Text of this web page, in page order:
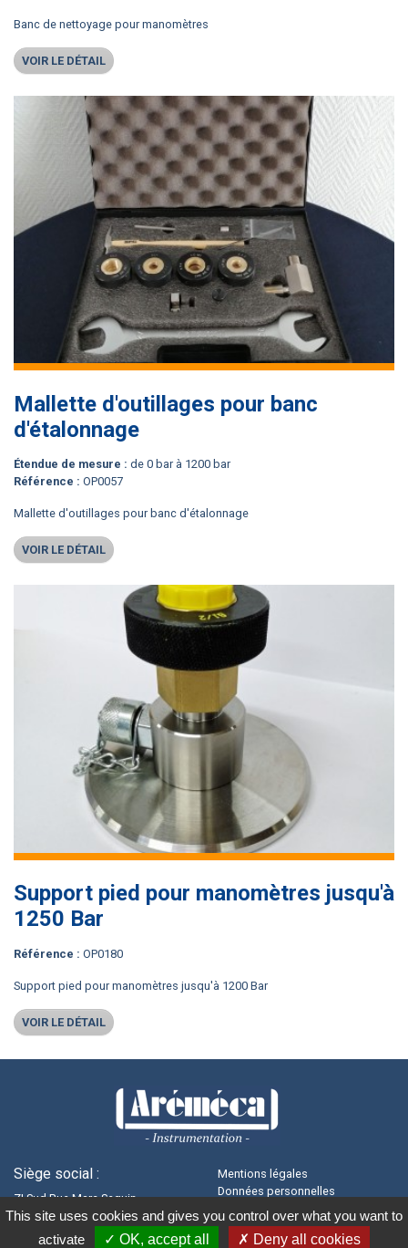
Banc de nettoyage pour manomètres
VOIR LE DÉTAIL
Mallette d'outillages pour banc
d'étalonnage
étendue de mesure : de 0 bar à 1200 bar
référence : OP0057
Mallette d'outillages pour banc d'étalonnage
VOIR LE DÉTAIL
Support pied pour manomètres jusqu'à
1250 Bar
référence : OP0180
Support pied pour manomètres jusqu'à 1200 Bar
VOIR LE DÉTAIL
Siège social :
ZI Sud Rue Marc Seguin
41100 - VENDÔME
Mentions légales
Données personnelles
Conditions de vente
Recrutements
Gestion des cookies
This site uses cookies and gives you control over what you want to
activate
OK, accept all Deny all cookies